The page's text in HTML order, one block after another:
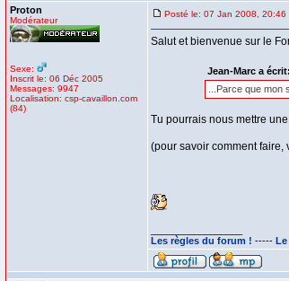
Proton
Modérateur
Sexe:
Inscrit le: 06 Déc 2005
Messages: 9947
Localisation: csp-cavaillon.com
(84)
Posté le: 07 Jan 2008, 20:46
Salut et bienvenue sur le
Jean-Marc a écrit:
...Parce que mon
Tu pourrais nous mettre
(pour savoir comment
Les règles du forum ! ----- Le